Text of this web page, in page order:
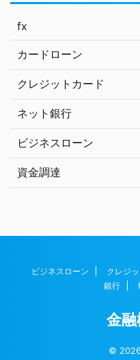
fx
カードローン
クレジットカード
ネット銀行
ビジネスローン
資金調達
ビジネスローン クレジ
銀行
金
©